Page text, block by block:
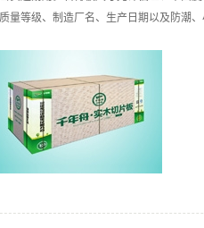
等级、制造厂名、生产日期以及防潮